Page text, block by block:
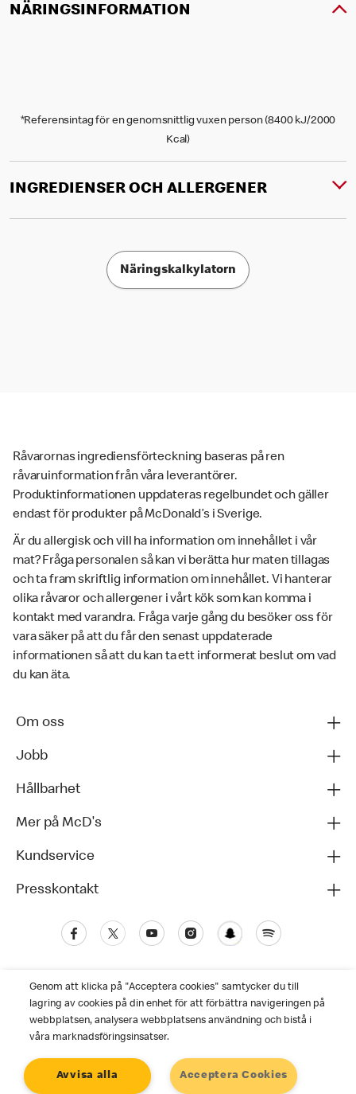
NÄRINGSINFORMATION
*Referensintag för en genomsnittlig vuxen person (8400 kJ/2000
Kcal)
INGREDIENSER OCH ALLERGENER
Näringskalkylatorn
Råvarornas ingrediensförteckning baseras på ren
råvaruinformation från våra leverantörer.
Produktinformationen uppdateras regelbundet och gäller
endast för produkter på McDonald’s i Sverige.
Är du allergisk och vill ha information om innehållet i vår
mat? Fråga personalen så kan vi berätta hur maten tillagas
och ta fram skriftlig information om innehållet. Vi hanterar
olika råvaror och allergener i vårt kök som kan komma i
kontakt med varandra. Fråga varje gång du besöker oss för
vara säker på att du får den senast uppdaterade
informationen så att du kan ta ett informerat beslut om vad
du kan äta.
Om oss
Jobb
Hållbarhet
Mer på McD's
Kundservice
Presskontakt
Kundservice
Genom att klicka på "Acceptera cookies" samtycker du till
lagring av cookies på din enhet för att förbättra navigeringen på
webbplatsen, analysera webbplatsens användning och bistå i
våra marknadsföringsinsatser.
Acceptera Cookies
Avvisa alla